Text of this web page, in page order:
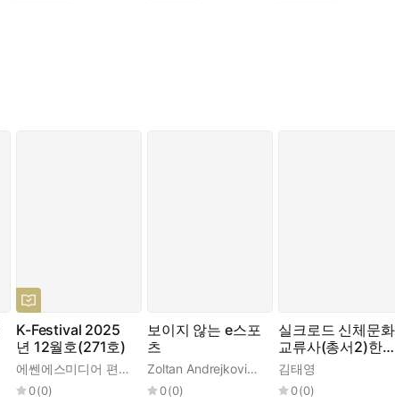
K-Festival 2025
년 12월호(271호)
에쎈에스미디어 편집부
0(0)
보이지 않는 e스포
츠
Zoltan Andrejkovics 이상호
0(0)
실크로드 신체문화
교류사(총서2)한
국
김태영
0(0)